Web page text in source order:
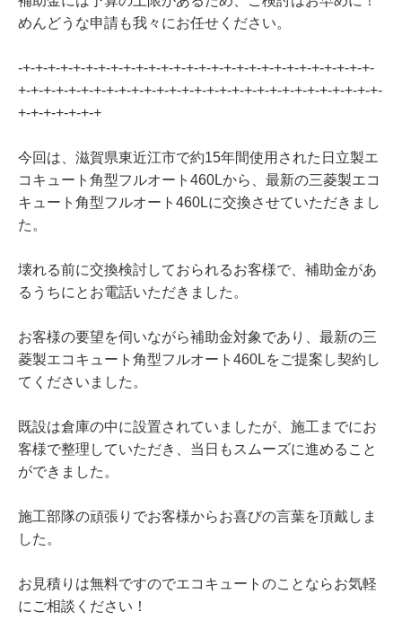
めんどうな申請も我々にお任せください。
-+-+-+-+-+-+-+-+-+-+-+-+-+-+-+-+-+-+-+-+-+-+-+-+-+-+-+-+-
+-+-+-+-+-+-+-+-+-+-+-+-+-+-+-+-+-+-+-+-+-+-+-+-+-+-+-+-+-
+-+-+-+-+-+-+
今回は、滋賀県東近江市で約15年間使用された日立製エ
コキュート角型フルオート460Lから、最新の三菱製エコ
キュート角型フルオート460Lに交換させていただきまし
た。
壊れる前に交換検討しておられるお客様で、補助金があ
るうちにとお電話いただきました。
お客様の要望を伺いながら補助金対象であり、最新の三
菱製エコキュート角型フルオート460Lをご提案し契約し
てくださいました。
既設は倉庫の中に設置されていましたが、施工までにお
客様で整理していただき、当日もスムーズに進めること
ができました。
施工部隊の頑張りでお客様からお喜びの言葉を頂戴しま
した。
お見積りは無料ですのでエコキュートのことならお気軽
にご相談ください！